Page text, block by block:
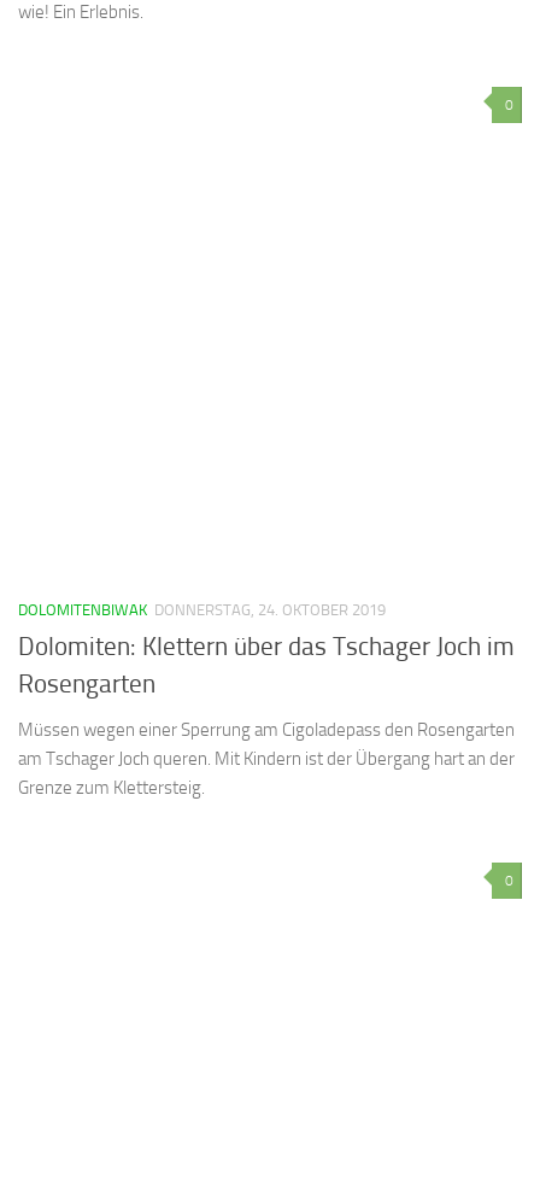
wie! Ein Erlebnis.
0
DOLOMITENBIWAK DONNERSTAG, 24. OKTOBER 2019
Dolomiten: Klettern über das Tschager Joch im
Rosengarten
Müssen wegen einer Sperrung am Cigoladepass den Rosengarten
am Tschager Joch queren. Mit Kindern ist der Übergang hart an der
Grenze zum Klettersteig.
0